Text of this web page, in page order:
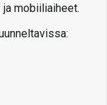
mobiiliaiheet.